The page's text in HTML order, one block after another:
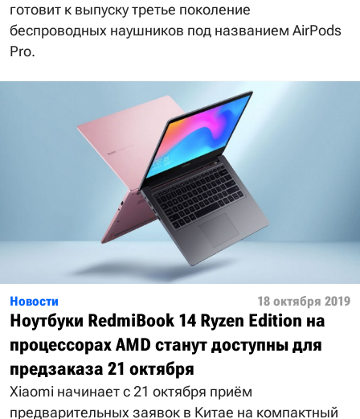
готовит к выпуску третье поколение
беспроводных наушников под названием AirPods
Pro.
Новости 18 октября 2019
Ноутбуки RedmiBook 14 Ryzen Edition на
процессорах AMD станут доступны для
предзаказа 21 октября
Xiaomi начинает с 21 октября приём
предварительных заявок в Китае на компактный